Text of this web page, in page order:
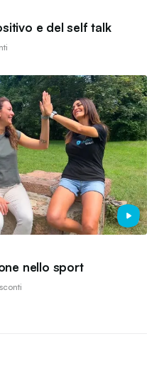
e del self talk
nello sport